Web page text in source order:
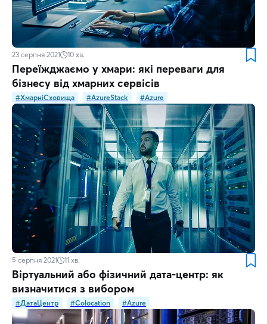
23 серпня 2021 10 хв.
Переїжджаємо у хмари: які переваги для
бізнесу від хмарних сервісів
#ХмарніСховища #AzureStack #Azure
5 серпня 2021 11 хв.
Віртуальний або фізичний дата-центр: як
визначитися з вибором
#ДатаЦентр #Colocation #Azure